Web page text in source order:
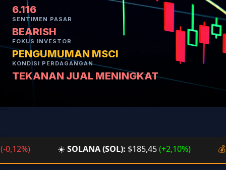
6.116
SENTIMEN PASAR
BEARISH
FOKUS INVESTOR
PENGUMUMAN MSCI
KONDISI PERDAGANGAN
TEKANAN JUAL MENINGKAT
```
SOLANA (SOL):$185,45(+2,10%)